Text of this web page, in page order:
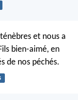
et nous a
bien-aimé, en
de nos péchés.